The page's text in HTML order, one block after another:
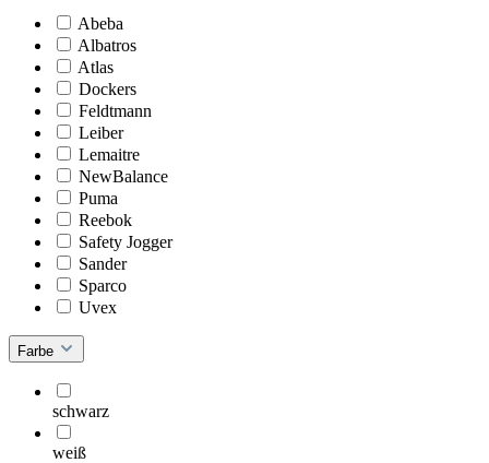
Abeba
Albatros
Atlas
Dockers
Feldtmann
Leiber
Lemaitre
NewBalance
Puma
Reebok
Safety Jogger
Sander
Sparco
Uvex
Farbe
schwarz
weiß